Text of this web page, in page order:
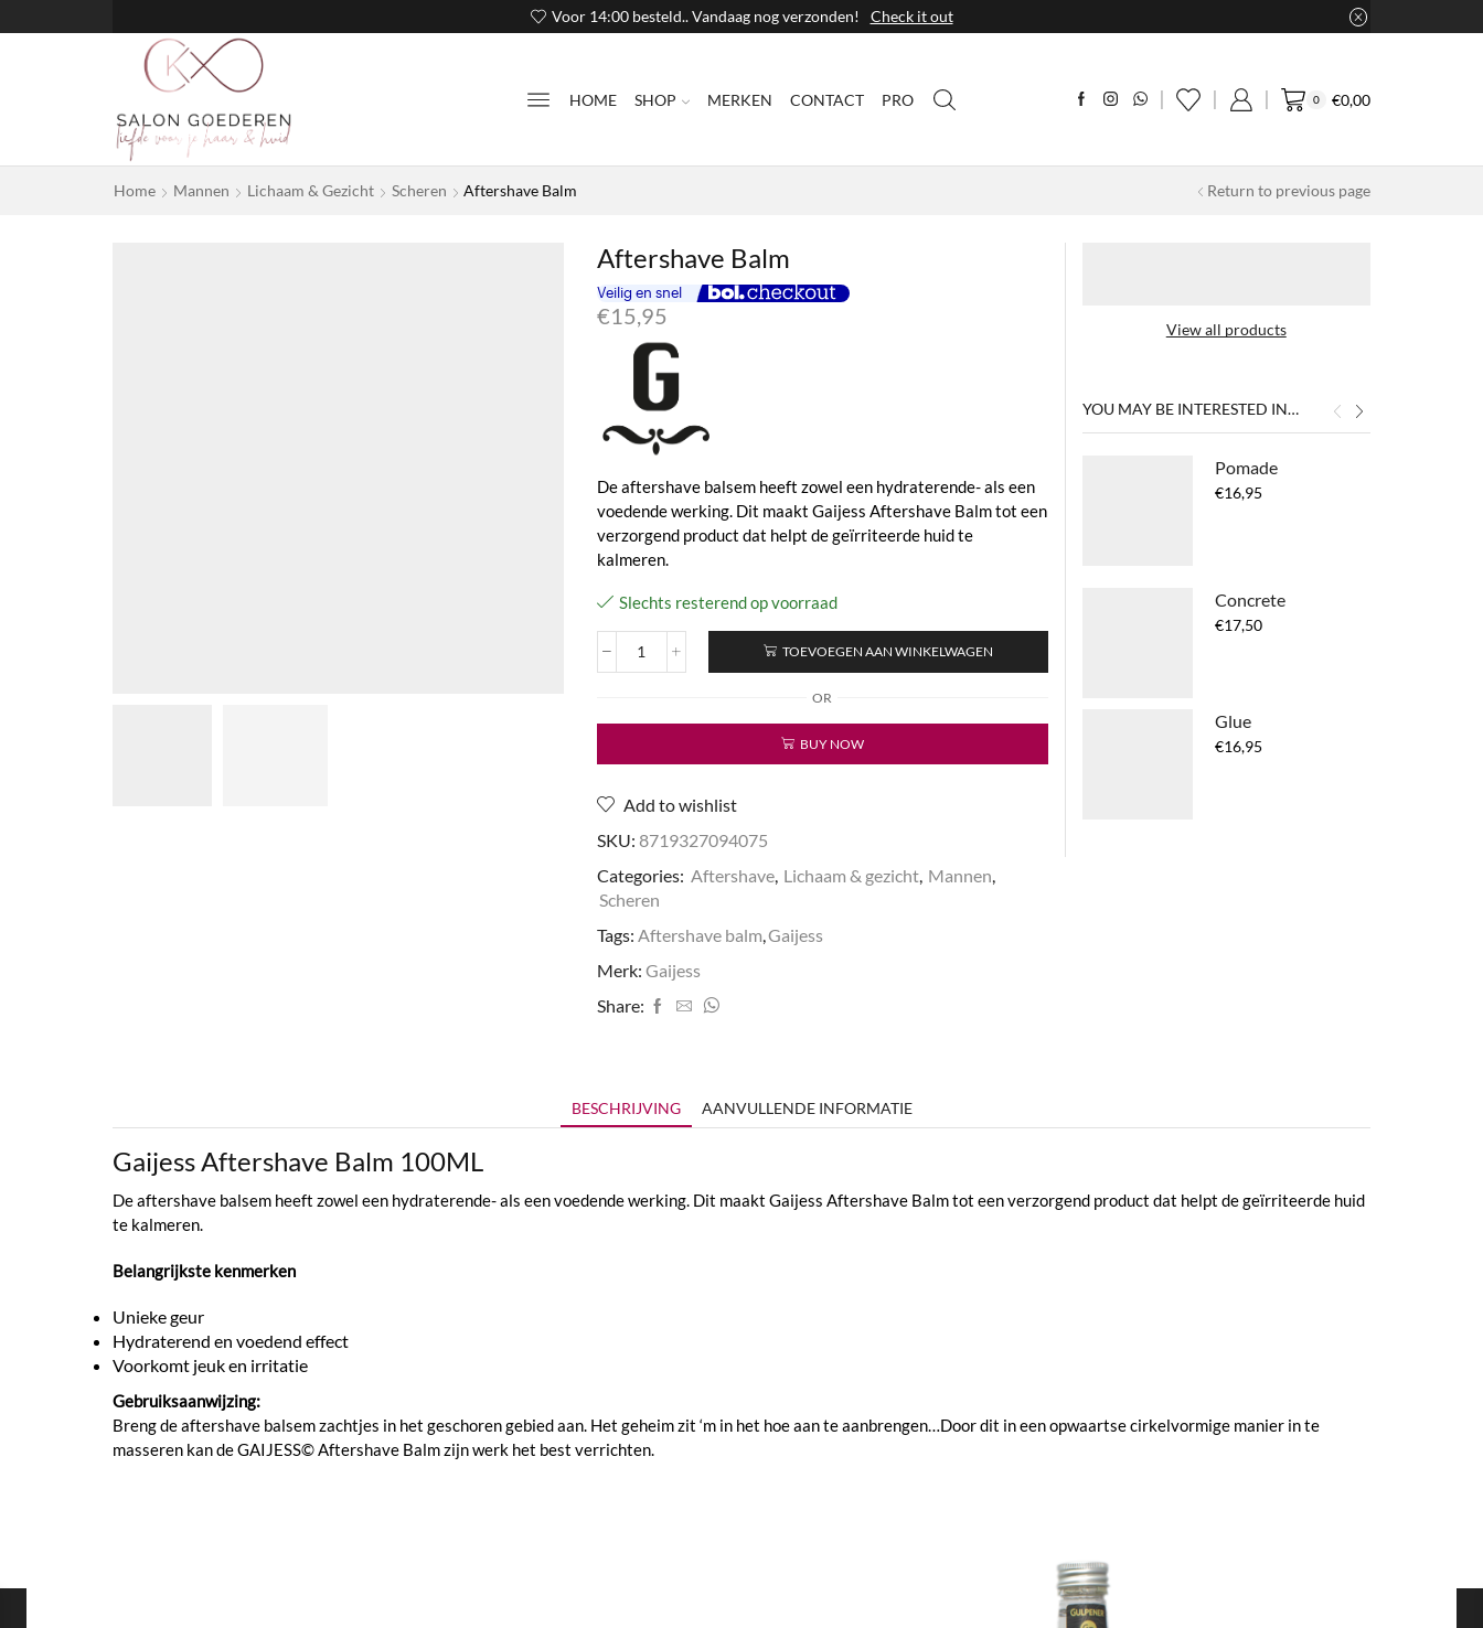
Voor 14:00 besteld.. Vandaag nog verzonden! Check it out
HOME SHOP MERKEN CONTACT PRO 0 €0,00
Home Mannen Lichaam & Gezicht Scheren Aftershave Balm Return to previous page
Aftershave Balm
€15,95
De aftershave balsem heeft zowel een hydraterende- als een
voedende werking. Dit maakt Gaijess Aftershave Balm tot een
verzorgend product dat helpt de geïrriteerde huid te
kalmeren.
Slechts resterend op voorraad
Aftershave
TOEVOEGEN AAN WINKELWAGEN
OR
BUY NOW
Add to wishlist
SKU: 8719327094075
Categories: Aftershave, Lichaam & gezicht, Mannen,
Scheren
Tags: Aftershave balm,Gaijess
Merk: Gaijess
Share:
View all products
YOU MAY BE INTERESTED IN…
Pomade
€16,95
Concrete
€17,50
Glue
€16,95
BESCHRIJVING AANVULLENDE INFORMATIE
Gaijess Aftershave Balm 100ML
De aftershave balsem heeft zowel een hydraterende- als een voedende werking. Dit maakt Gaijess Aftershave Balm tot een verzorgend product dat helpt de geïrriteerde huid
te kalmeren.
Belangrijkste kenmerken
Unieke geur
Hydraterend en voedend effect
Voorkomt jeuk en irritatie
Gebruiksaanwijzing:
Breng de aftershave balsem zachtjes in het geschoren gebied aan. Het geheim zit ‘m in het hoe aan te aanbrengen…Door dit in een opwaartse cirkelvormige manier in te
masseren kan de GAIJESS© Aftershave Balm zijn werk het best verrichten.